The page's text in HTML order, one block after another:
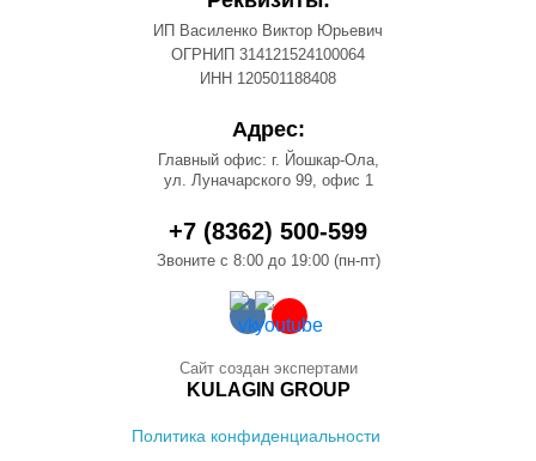
ИП Василенко Виктор Юрьевич
ОГРНИП 314121524100064
ИНН 120501188408
Адрес:
Главный офис: г. Йошкар-Ола,
ул. Луначарского 99, офис 1
+7 (8362) 500-599
Звоните с 8:00 до 19:00 (пн-пт)
Политика конфиденциальности
Сайт создан экспертами
KULAGIN GROUP